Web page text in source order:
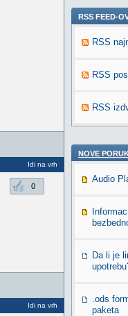
Idi na vrh
0
Idi na vrh
RSS FEED-
RSS
RSS
RSS
NOVE
Audio
Da li je
.ods
paketa